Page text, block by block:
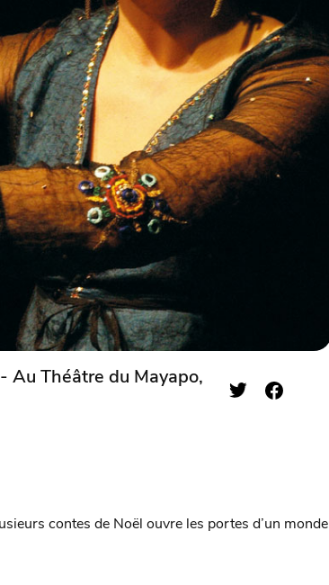
Au Théâtre du Mayapo,
contes de Noël ouvre les portes d’un monde